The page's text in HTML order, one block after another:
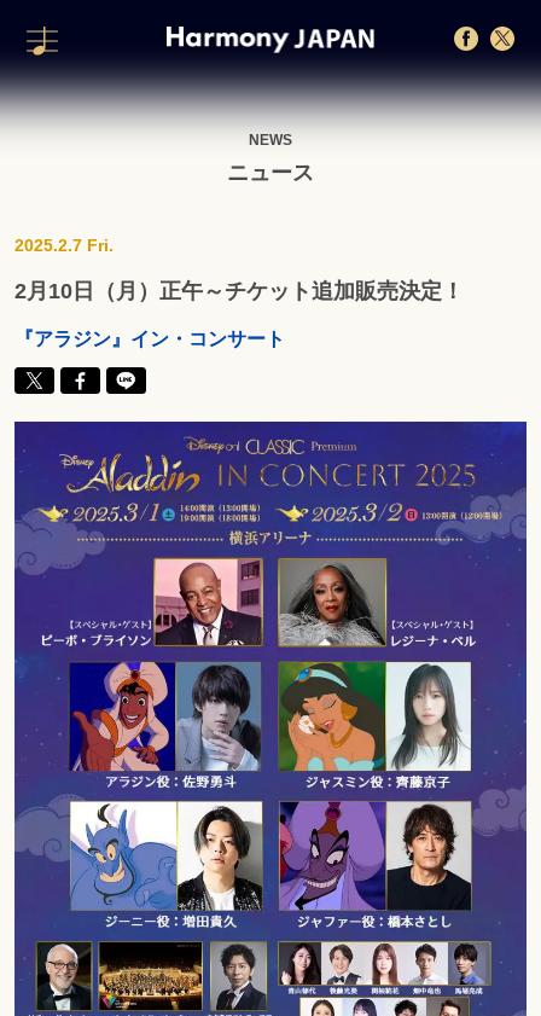
NEWS
ニュース
2025.2.7 Fri.
2月10日（月）正午～チケット追加販売決定！
『アラジン』イン・コンサート